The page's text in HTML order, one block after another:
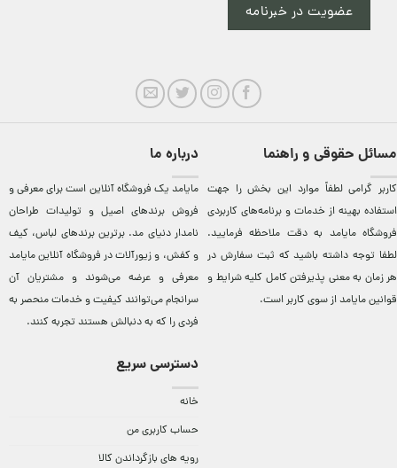
عضویت در خبرنامه
مسائل حقوقی و راهنما
کاربر گرامی لطفاً موارد این بخش را جهت
استفاده بهینه از خدمات و برنامه‌‏های کاربردی
فروشگاه مایامد به دقت ملاحظه فرمایید.
لطفا توجه داشته باشید که ثبت سفارش در
هر زمان به معنی پذیرفتن کامل کلیهشرایط و
قوانین مایامداز سوی کاربر است.
درباره ما
مایامد يک فروشگاه آنلاين است برای معرفی و
فروش برندهای اصيل و توليدات طراحان
نامدار دنيای مد. برترين‌ برندهای لباس، کيف
و کفش، و زيورآلات در فروشگاه آنلاين مایامد
معرفی و عرضه می‌شوند و مشتريان آن
سرانجام می‌توانند کيفيت و خدمات منحصر به
فردی را که به دنبالش هستند تجربه کنند.
دسترسی سریع
خانه
حساب کاربری من
رویه های بازگرداندن کالا